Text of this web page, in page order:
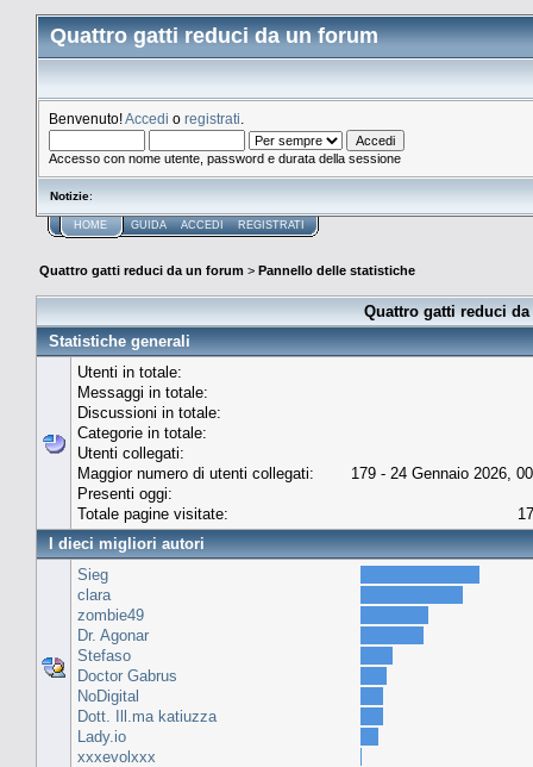
Quattro gatti reduci da un forum
Benvenuto!Accedi o registrati
Accesso con nome utente, password e durata della sessione
Notizie:
HOME GUIDA ACCEDI REGISTRATI
Quattro gatti reduci da un forum > Pannello delle statistiche
Quattro gatti reduci
Statistiche generali
Utenti in totale:
Messaggi in totale:
Discussioni in totale:
Categorie in totale:
Utenti collegati:
Maggior numero di utenti collegati:
179 - 24 Gennaio 2026,
Presenti oggi:
Totale pagine visitate:
I dieci migliori autori
Sieg
clara
zombie49
Dr. Agonar
Stefaso
Doctor Gabrus
NoDigital
Dott. Ill.ma katiuzza
Lady.io
xxxevolxxx